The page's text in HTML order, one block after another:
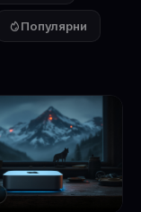
Популярни